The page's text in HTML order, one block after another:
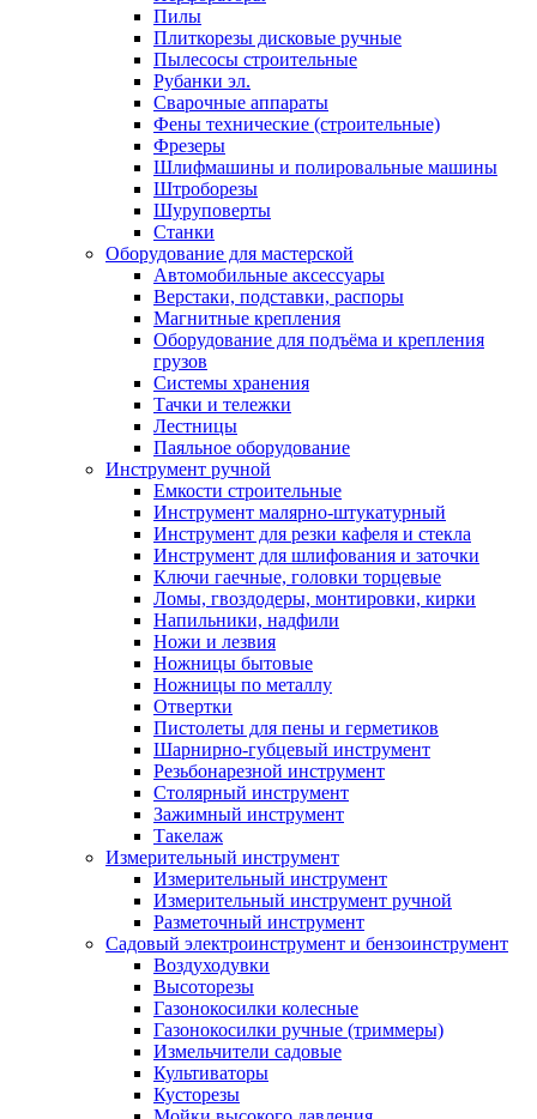
Пилы
Плиткорезы дисковые ручные
Пылесосы строительные
Рубанки эл.
Сварочные аппараты
Фены технические (строительные)
Фрезеры
Шлифмашины и полировальные машины
Штроборезы
Шуруповерты
Станки
Оборудование для мастерской
Автомобильные аксессуары
Верстаки, подставки, распоры
Магнитные крепления
Оборудование для подъёма и крепления
грузов
Системы хранения
Тачки и тележки
Лестницы
Паяльное оборудование
Инструмент ручной
Емкости строительные
Инструмент малярно-штукатурный
Инструмент для резки кафеля и стекла
Инструмент для шлифования и заточки
Ключи гаечные, головки торцевые
Ломы, гвоздодеры, монтировки, кирки
Напильники, надфили
Ножи и лезвия
Ножницы бытовые
Ножницы по металлу
Отвертки
Пистолеты для пены и герметиков
Шарнирно-губцевый инструмент
Резьбонарезной инструмент
Столярный инструмент
Зажимный инструмент
Такелаж
Измерительный инструмент
Измерительный инструмент
Измерительный инструмент ручной
Разметочный инструмент
Садовый электроинструмент и бензоинструмент
Воздуходувки
Высоторезы
Газонокосилки колесные
Газонокосилки ручные (триммеры)
Измельчители садовые
Культиваторы
Кусторезы